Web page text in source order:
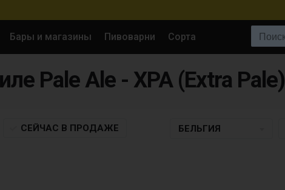
Бары и магазины Пивоварни Сорта
Pale Ale - XPA (Extra Pale)
СЕЙЧАС В ПРОДАЖЕ БЕЛЬГИЯ